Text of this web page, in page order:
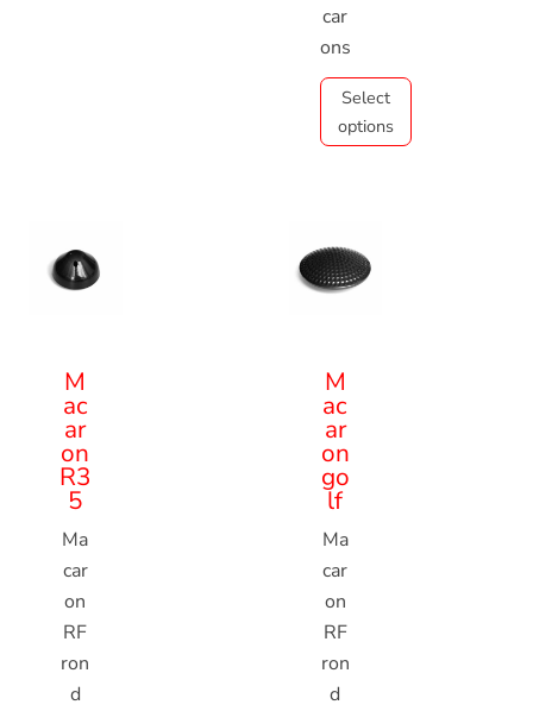
car
ons
Select
options
M
ac
ar
on
R3
5
Ma
car
on
RF
ron
d
M
ac
ar
on
go
lf
Ma
car
on
RF
ron
d